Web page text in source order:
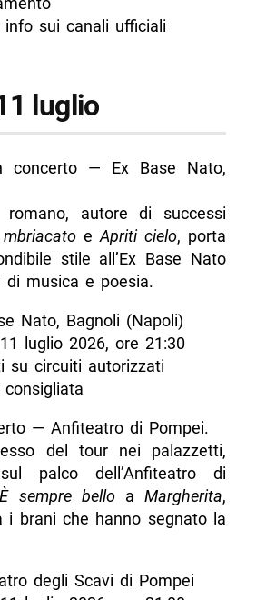
info sui canali ufficiali
luglio
— Ex Base Nato,
romano, autore di successi
mbriacato eApriti cielo, porta
stile all’Ex Base Nato
di musica e poesia.
Nato, Bagnoli (Napoli)
luglio 2026, ore 21:30
su circuiti autorizzati
consigliata
— Anfiteatro di Pompei.
del tour nei palazzetti,
palco dell’Anfiteatro di
È sempre belloaMargherita,
i brani che hanno segnato la
degli Scavi di Pompei